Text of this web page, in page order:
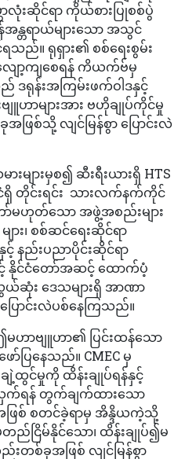
ာလုံးဆိုင်ရာ ကိုယ်စားပြုစစ်ပွဲ
န္တရာယ်များသော အသွင်
သည်။ ရုရှား၏ စစ်ရေးစွမ်း
လျော့ကျစေရန် ကိယက်ဗ်မှ
ဒရုန်းအကြမ်းဖက်ဝါဒနှင့်
ျူဟာများအား ဗဟိုချုပ်ကိုင်မှု
ဖြစ်သို့ လျင်မြန်စွာ ပြောင်းလဲ
များမှစ၍ ဆီးရီးယားရှိ HTS
င်ငံရှိ တိုင်းရင်း သားလက်နက်ကိုင်
မဟုတ်သော အဖွဲ့အစည်းများ
ား၊ စစ်ဆင်ရေးဆိုင်ရာ
င့် နည်းပညာပိုင်းဆိုင်ရာ
ြင့် နိုင်ငံတော်အဆင့် ထောက်ပံ့
ဆုံး ဒေသများရှိ အာဏာ
ြောင်းလဲပစ်နေကြသည်။
မဟာဗျူဟာ၏ ပြင်းထန်သော
ာ်ပြနေသည်။ CMEC မှ
ျဲ့ထွင်မှုကို ထိန်းချုပ်ရန်နှင့်
ယှက်ရန် တွက်ချက်ထားသော
ြစ် စတင်ခဲ့ရာမှ အိန္ဒိယကဲ့သို့
တည်ငြိမ်နိုင်သော၊ ထိန်းချုပ်၍မ
တစ်ခုအဖြစ် လျင်မြန်စွာ